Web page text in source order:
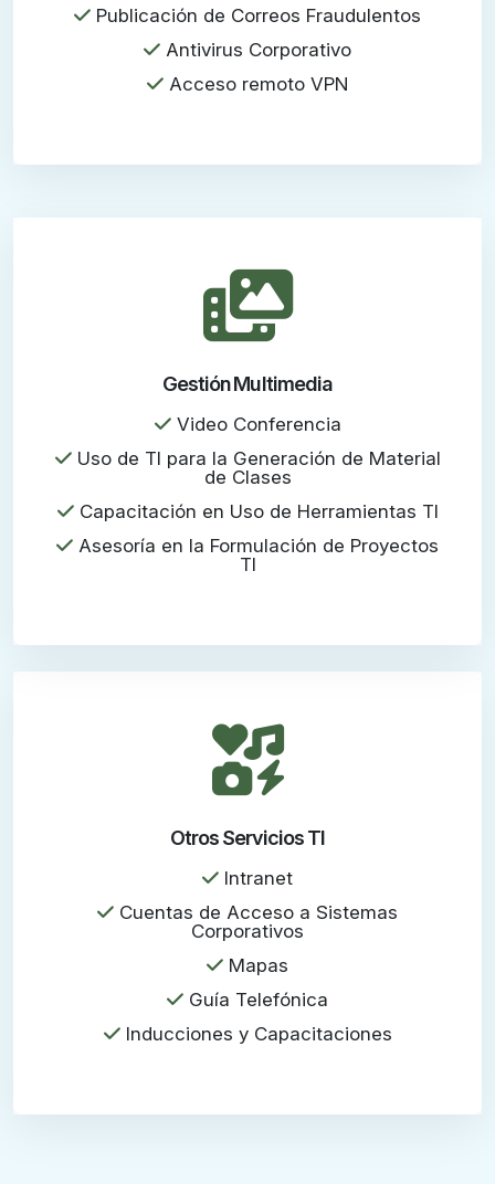
Publicación de Correos Fraudulentos
Antivirus Corporativo
Acceso remoto VPN
Gestión Multimedia
Video Conferencia
Uso de TI para la Generación de Material
de Clases
Capacitación en Uso de Herramientas TI
Asesoría en la Formulación de Proyectos
TI
Otros Servicios TI
Intranet
Cuentas de Acceso a Sistemas
Corporativos
Mapas
Guía Telefónica
Inducciones y Capacitaciones